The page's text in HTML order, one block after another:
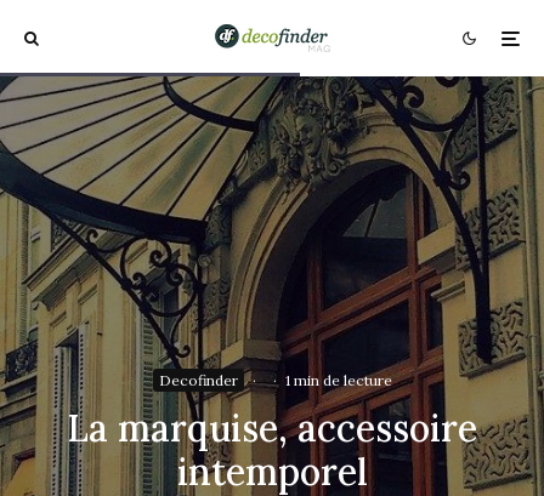
Decofinder · · 1 min de lecture
La marquise, accessoire
intemporel